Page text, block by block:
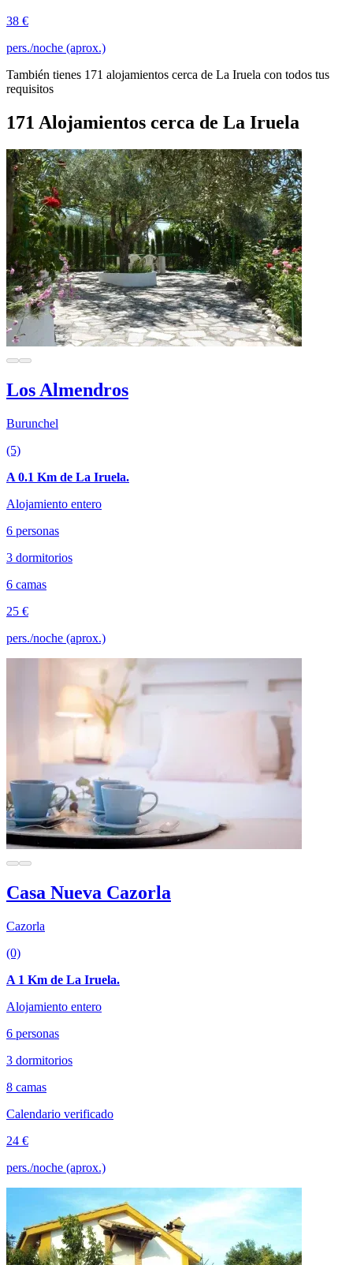
38 €
pers./noche (aprox.)
También tienes 171 alojamientos cerca de La Iruela con todos tus
requisitos
171 Alojamientos cerca de La Iruela
Los Almendros
Burunchel
(5)
A 0.1 Km de La Iruela.
Alojamiento entero
6 personas
3 dormitorios
6 camas
25 €
pers./noche (aprox.)
Casa Nueva Cazorla
Cazorla
(0)
A 1 Km de La Iruela.
Alojamiento entero
6 personas
3 dormitorios
8 camas
Calendario verificado
24 €
pers./noche (aprox.)